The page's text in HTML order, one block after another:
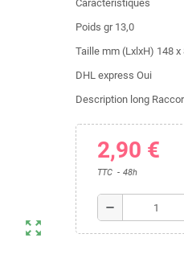
zoom_out_map
Caractéristiques
Poids gr 13,0
Taille mm (LxlxH) 148 x
DHL express Oui
Description long
2,90 €
TTC 48h
remove